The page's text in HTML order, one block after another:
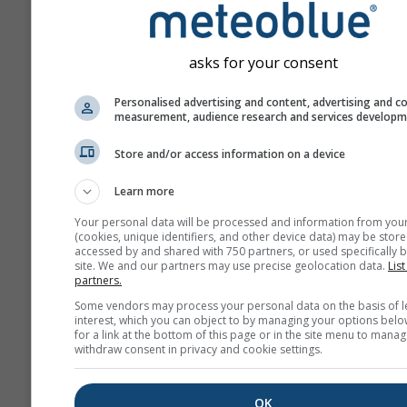
számára. A meteoblue nem
felelősséget a riasztások
tartalmáért vagy jellegéért. A
keresztül jelentheti, és
megfelelő szervekhez
meteoMail -
a(z) Campione
Kapjon időjárási
mailben ingyen.
asks for your consent
Personalised advertising and content, advertising and
measurement, audience research and services
Store and/or access information on a device
Learn more
Your personal data will be processed and information from
(cookies, unique identifiers, and other device data) may be
accessed by and shared with 750 partners, or used specifically
site. We and our partners may use precise geolocation data.
partners.
Some vendors may process your personal data on the basis of
interest, which you can object to by managing your options
for a link at the bottom of this page or in the site menu to
withdraw consent in privacy and cookie settings.
OK